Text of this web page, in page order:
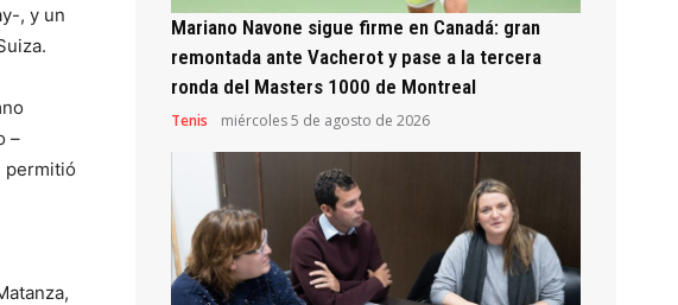
, y un
–
permitió
Mariano Navone sigue firme en Canadá: gran
remontada ante Vacherot y pase a la tercera
ronda del Masters 1000 de Montreal
Tenis miércoles 5 de agosto de 2026